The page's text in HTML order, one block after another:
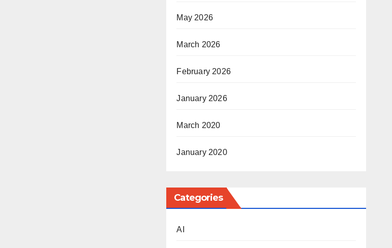
May 2026
March 2026
February 2026
January 2026
March 2020
January 2020
Categories
AI